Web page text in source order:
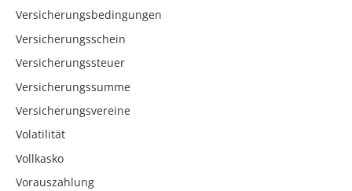
Versicherungsbedingungen
Versicherungsschein
Versicherungssteuer
Versicherungssumme
Versicherungsvereine
Volatilität
Vollkasko
Vorauszahlung